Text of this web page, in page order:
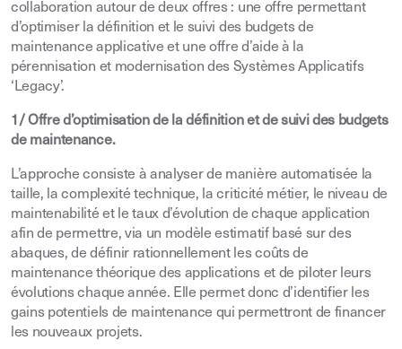
collaboration autour de deux offres : une offre permettant
d’optimiser la définition et le suivi des budgets de
maintenance applicative et une offre d’aide à la
pérennisation et modernisation des Systèmes Applicatifs
‘Legacy’.
1/ Offre d’optimisation de la définition et de suivi des budgets
de maintenance.
L’approche consiste à analyser de manière automatisée la
taille, la complexité technique, la criticité métier, le niveau de
maintenabilité et le taux d’évolution de chaque application
afin de permettre, via un modèle estimatif basé sur des
abaques, de définir rationnellement les coûts de
maintenance théorique des applications et de piloter leurs
évolutions chaque année. Elle permet donc d’identifier les
gains potentiels de maintenance qui permettront de financer
les nouveaux projets.